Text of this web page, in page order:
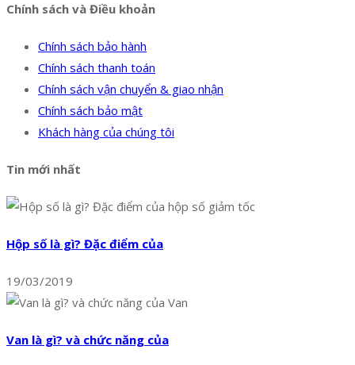
Chính sách và Điều khoản
Chính sách bảo hành
Chính sách thanh toán
Chính sách vận chuyển & giao nhận
Chính sách bảo mật
Khách hàng của chúng tôi
Tin mới nhất
Hộp số là gì? Đặc điểm của
19/03/2019
Van là gì? và chức năng của